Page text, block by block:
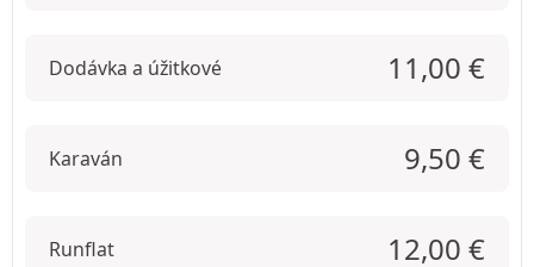
Dodávka a úžitkové 11,00 €
Karaván 9,50 €
Runflat 12,00 €